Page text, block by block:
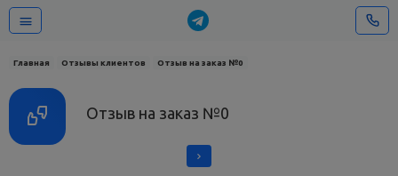
Главная Отзывы клиентов Отзыв на заказ №0
Отзыв на заказ №0